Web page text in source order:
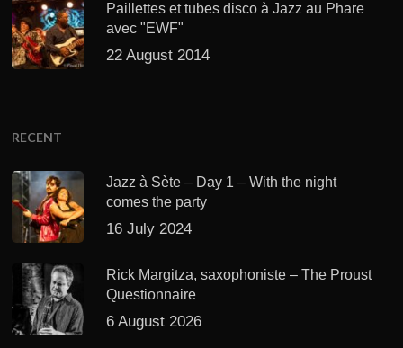
Paillettes et tubes disco à Jazz au Phare
avec "EWF"
22 August 2014
RECENT
Jazz à Sète – Day 1 – With the night
comes the party
16 July 2024
Rick Margitza, saxophoniste – The Proust
Questionnaire
6 August 2026